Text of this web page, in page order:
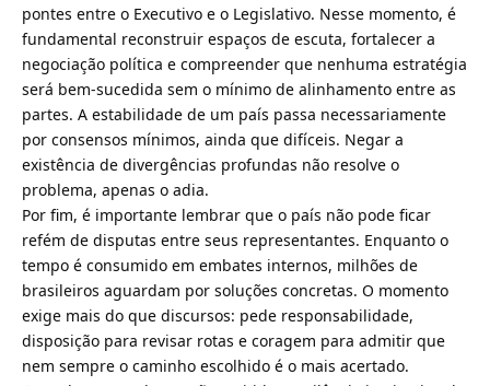
pontes entre o Executivo e o Legislativo. Nesse momento, é
fundamental reconstruir espaços de escuta, fortalecer a
negociação política e compreender que nenhuma estratégia
será bem-sucedida sem o mínimo de alinhamento entre as
partes. A estabilidade de um país passa necessariamente
por consensos mínimos, ainda que difíceis. Negar a
existência de divergências profundas não resolve o
problema, apenas o adia.
Por fim, é importante lembrar que o país não pode ficar
refém de disputas entre seus representantes. Enquanto o
tempo é consumido em embates internos, milhões de
brasileiros aguardam por soluções concretas. O momento
exige mais do que discursos: pede responsabilidade,
disposição para revisar rotas e coragem para admitir que
nem sempre o caminho escolhido é o mais acertado.